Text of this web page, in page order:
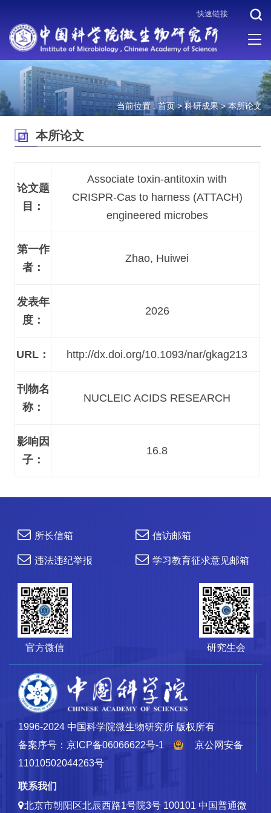
快速链接
当前位置 : 首页>科研成果>本所论文
本所论文
论文题
目：
Associate toxin-antitoxin with
CRISPR-Cas to harness (ATTACH)
engineered microbes
第一作
者：
Zhao, Huiwei
发表年
度：
2026
URL： http://dx.doi.org/10.1093/nar/gkag213
刊物名
称：
NUCLEIC ACIDS RESEARCH
影响因
子：
16.8
所长信箱 信访邮箱
违法违纪举报 学习教育征求意见邮箱
官方微信 研究生会
1996-2024 中国科学院微生物研究所 版权所有
备案序号：京ICP备06066622号-1
京公网安备
11010502044263号
联系我们
北京市朝阳区北辰西路1号院3号 100101 中国普通微